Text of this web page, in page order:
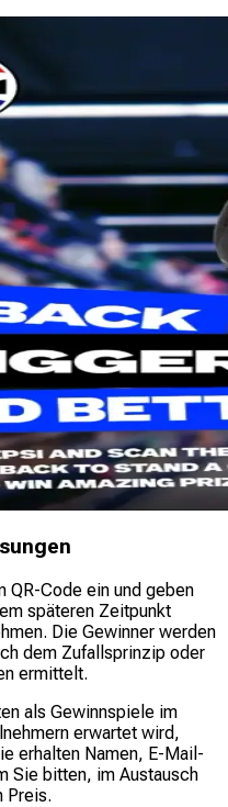
QR-Code ein und geben
späteren Zeitpunkt
Die Gewinner werden
dem Zufallsprinzip oder
ermittelt.
als Gewinnspiele im
erwartet wird,
erhalten Namen, E-Mail-
Sie bitten, im Austausch
Preis.